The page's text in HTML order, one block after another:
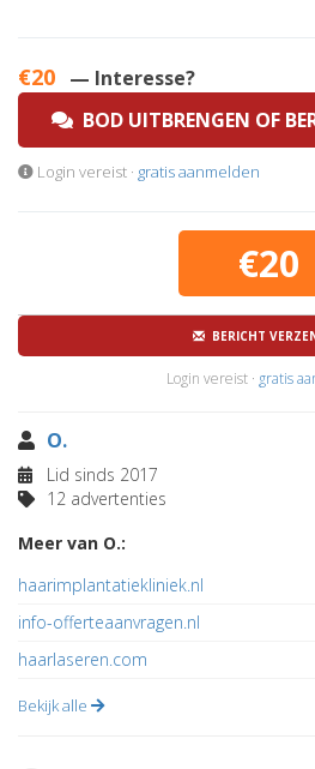
€20 — Interesse?
BOD UITBRENGEN OF
Login vereist · gratis aanmelden
€20
BERICHT
Login vereist · gratis
O.
Lid sinds 2017
12 advertenties
Meer van O.:
haarimplantatiekliniek.nl
info-offerteaanvragen.nl
haarlaseren.com
Bekijk alle